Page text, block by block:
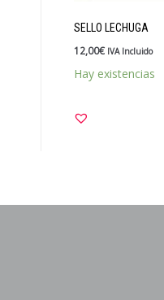
SELLO LECHUGA
12,00€ IVA Incluido
Hay existencias